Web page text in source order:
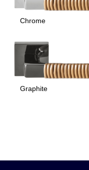
Chrome
Graphite